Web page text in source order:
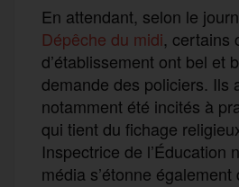
En attendant, selon le
Dépêche du midi, certains
d’établissement ont bel et
demande des policiers. Ils
notamment été incités à
qui tient du fichage
Inspectrice de l’Éducation
média s’étonne également